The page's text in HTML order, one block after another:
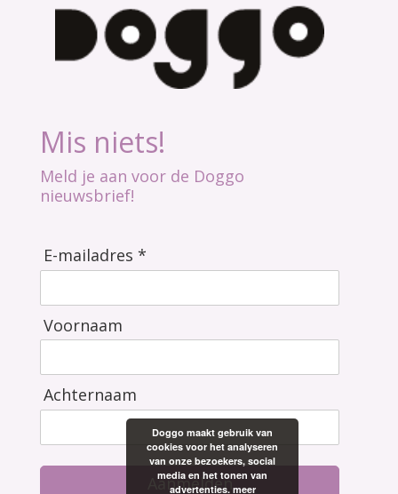
Mis niets!
Meld je aan voor de Doggo
nieuwsbrief!
E-mailadres *
Voornaam
Achternaam
Aanmelden
Doggo maakt gebruik van
cookies voor het analyseren
van onze bezoekers, social
media en het tonen van
advertenties. meer